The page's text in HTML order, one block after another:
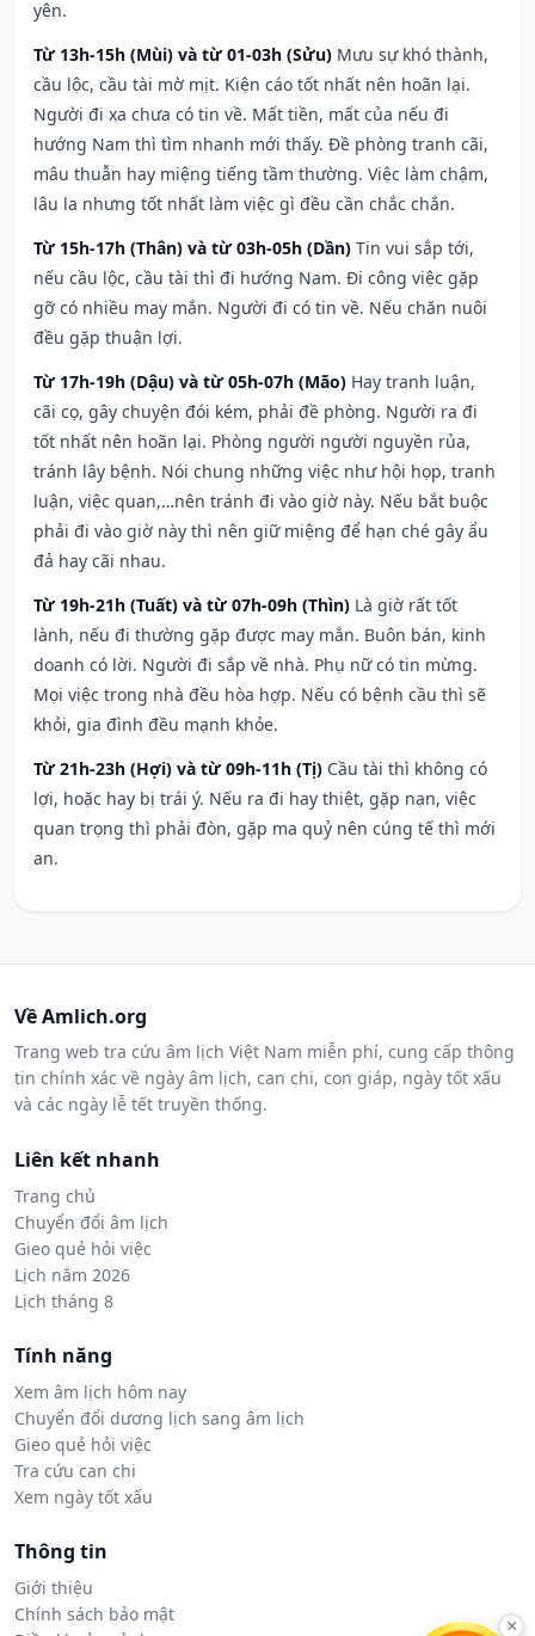
yên.
Từ 13h-15h (Mùi) và từ 01-03h (Sửu) Mưu sự khó thành,
cầu lộc, cầu tài mờ mịt. Kiện cáo tốt nhất nên hoãn lại.
Người đi xa chưa có tin về. Mất tiền, mất của nếu đi
hướng Nam thì tìm nhanh mới thấy. Đề phòng tranh cãi,
mâu thuẫn hay miệng tiếng tầm thường. Việc làm chậm,
lâu la nhưng tốt nhất làm việc gì đều cần chắc chắn.
Từ 15h-17h (Thân) và từ 03h-05h (Dần) Tin vui sắp tới,
nếu cầu lộc, cầu tài thì đi hướng Nam. Đi công việc gặp
gỡ có nhiều may mắn. Người đi có tin về. Nếu chăn nuôi
đều gặp thuận lợi.
Từ 17h-19h (Dậu) và từ 05h-07h (Mão) Hay tranh luận,
cãi cọ, gây chuyện đói kém, phải đề phòng. Người ra đi
tốt nhất nên hoãn lại. Phòng người người nguyền rủa,
tránh lây bệnh. Nói chung những việc như hội họp, tranh
luận, việc quan,…nên tránh đi vào giờ này. Nếu bắt buộc
phải đi vào giờ này thì nên giữ miệng để hạn ché gây ẩu
đả hay cãi nhau.
Từ 19h-21h (Tuất) và từ 07h-09h (Thìn) Là giờ rất tốt
lành, nếu đi thường gặp được may mắn. Buôn bán, kinh
doanh có lời. Người đi sắp về nhà. Phụ nữ có tin mừng.
Mọi việc trong nhà đều hòa hợp. Nếu có bệnh cầu thì sẽ
khỏi, gia đình đều mạnh khỏe.
Từ 21h-23h (Hợi) và từ 09h-11h (Tị) Cầu tài thì không có
lợi, hoặc hay bị trái ý. Nếu ra đi hay thiệt, gặp nạn, việc
quan trọng thì phải đòn, gặp ma quỷ nên cúng tế thì mới
an.
Về Amlich.org
Trang web tra cứu âm lịch Việt Nam miễn phí, cung cấp thông
tin chính xác về ngày âm lịch, can chi, con giáp, ngày tốt xấu
và các ngày lễ tết truyền thống.
Liên kết nhanh
Trang chủ
Chuyển đổi âm lịch
Gieo quẻ hỏi việc
Lịch năm 2026
Lịch tháng 8
Tính năng
Xem âm lịch hôm nay
Chuyển đổi dương lịch sang âm lịch
Gieo quẻ hỏi việc
Tra cứu can chi
Xem ngày tốt xấu
Thông tin
Giới thiệu
Chính sách bảo mật
×